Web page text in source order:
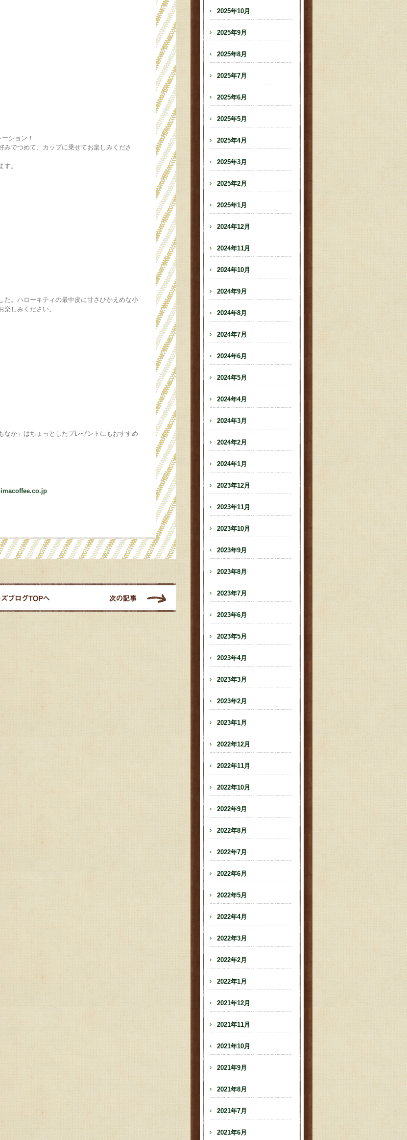
ション！
でつめて、カップに乗せてお楽しみくださ
。
た。ハローキティの最中皮に甘さひかえめな小
しみください。
なか」はちょっとしたプレゼントにもおすすめ
2025年10月
2025年9月
2025年8月
2025年7月
2025年6月
2025年5月
2025年4月
2025年3月
2025年2月
2025年1月
2024年12月
2024年11月
2024年10月
2024年9月
2024年8月
2024年7月
2024年6月
2024年5月
2024年4月
2024年3月
2024年2月
2024年1月
2023年12月
2023年11月
2023年10月
2023年9月
2023年8月
2023年7月
2023年6月
2023年5月
2023年4月
2023年3月
2023年2月
2023年1月
2022年12月
2022年11月
2022年10月
2022年9月
2022年8月
2022年7月
2022年6月
2022年5月
2022年4月
2022年3月
2022年2月
2022年1月
2021年12月
2021年11月
2021年10月
2021年9月
2021年8月
2021年7月
2021年6月